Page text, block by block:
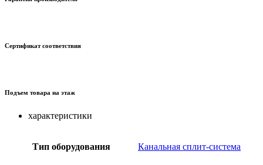
Сертификат соответствия
Подъем товара на этаж
характеристики
Тип оборудования Канальная сплит-система